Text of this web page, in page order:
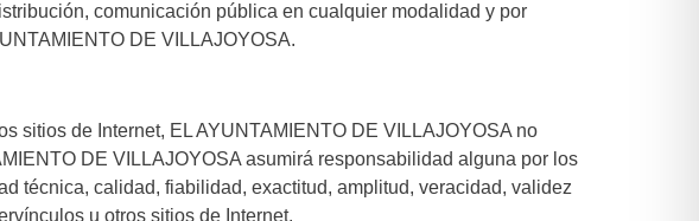
comunicación pública en cualquier modalidad y por
DE VILLAJOYOSA.
sitios de Internet, EL AYUNTAMIENTO DE VILLAJOYOSA no
DE VILLAJOYOSA asumirá responsabilidad alguna por los
técnica, calidad, fiabilidad, exactitud, amplitud, veracidad, validez
u otros sitios de Internet.